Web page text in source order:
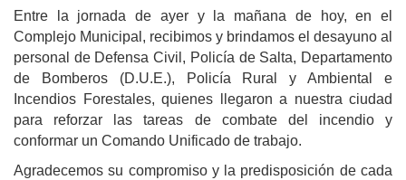
Entre la jornada de ayer y la mañana de hoy, en el
Complejo Municipal, recibimos y brindamos el desayuno al
personal de Defensa Civil, Policía de Salta, Departamento
de Bomberos (D.U.E.), Policía Rural y Ambiental e
Incendios Forestales, quienes llegaron a nuestra ciudad
para reforzar las tareas de combate del incendio y
conformar un Comando Unificado de trabajo.
Agradecemos su compromiso y la predisposición de cada